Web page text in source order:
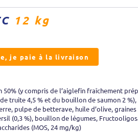
12 kg
je paie à la livraison
50% (y compris de l’aiglefin fraîchement
de truite 4,5 % et du bouillon de saumon 2
pulpe de betterave, huile d’olive,
(0,3 %), bouillon de légumes,
(MOS, 24 mg/kg)